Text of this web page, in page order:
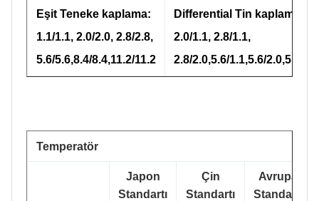
Eşit Teneke kaplama:
1.1/1.1, 2.0/2.0, 2.8/2.8,
5.6/5.6,8.4/8.4,11.2/11.2
Differential Tin kaplama:
2.0/1.1, 2.8/1.1,
2.8/2.0,5.6/1.1,5.6/2.0,5.6/
Temperatör
Japon
Standartı
Çin
Standartı
Avrupa
Standartı